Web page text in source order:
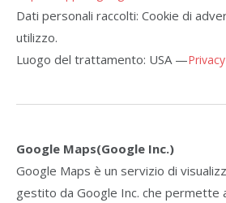
Dati personali raccolti: Cookie di
utilizzo.
Luogo del trattamento: USA —
Google Maps(Google Inc.)
Google Maps è un servizio di
gestito da Google Inc. che permette